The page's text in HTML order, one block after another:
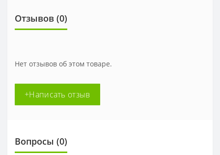
Отзывов (0)
Нет отзывов об этом товаре.
+Написать отзыв
Вопросы (0)